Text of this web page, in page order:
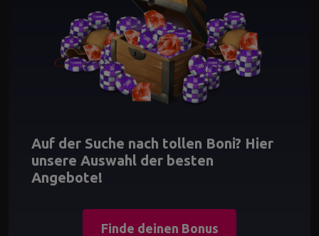
Auf der Suche nach tollen Boni? Hier
unsere Auswahl der besten
Angebote!
Finde deinen Bonus